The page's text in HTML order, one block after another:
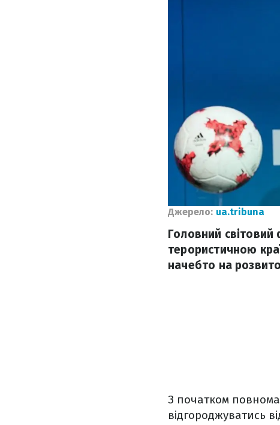
Джерело: ua.tribuna
Головний
терористичною
начебто на
З початком
відгороджуватись